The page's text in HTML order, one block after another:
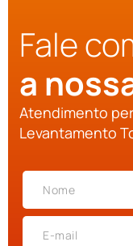
Fale
a
Atendimento
Levantamento